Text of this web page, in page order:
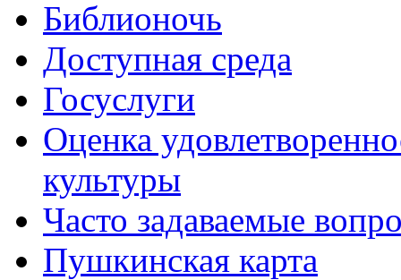
Библионочь
Доступная среда
Госуслуги
Оценка
культуры
Часто задаваемые
Пушкинская карта